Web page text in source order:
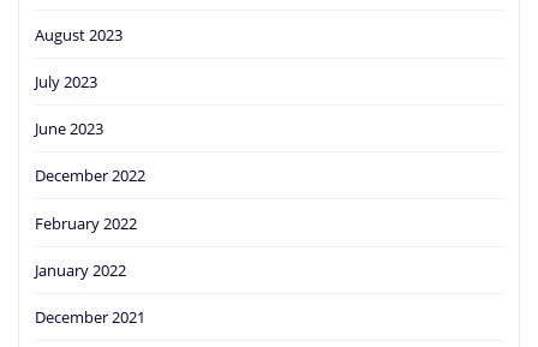
August 2023
July 2023
June 2023
December 2022
February 2022
January 2022
December 2021